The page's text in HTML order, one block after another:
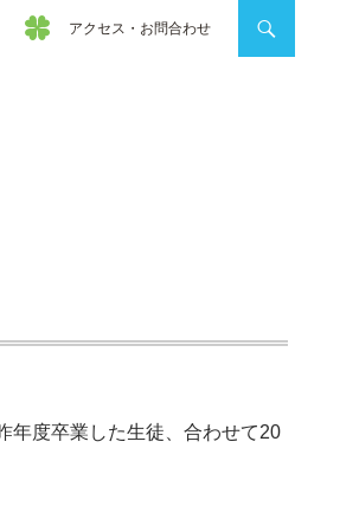
アクセス・お問合わせ
年度卒業した生徒、合わせて20